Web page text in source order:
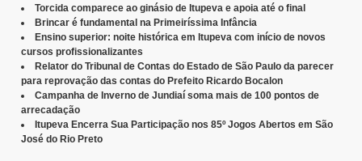
Torcida comparece ao ginásio de Itupeva e apoia até o final
Brincar é fundamental na Primeiríssima Infância
Ensino superior: noite histórica em Itupeva com início de novos
cursos profissionalizantes
Relator do Tribunal de Contas do Estado de São Paulo da parecer
para reprovação das contas do Prefeito Ricardo Bocalon
Campanha de Inverno de Jundiaí soma mais de 100 pontos de
arrecadação
Itupeva Encerra Sua Participação nos 85º Jogos Abertos em São
José do Rio Preto